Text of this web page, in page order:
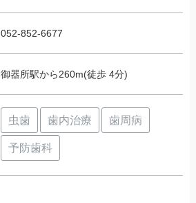
052-852-6677
御器所駅から260m(徒歩 4分)
虫歯 歯内治療 歯周病
予防歯科